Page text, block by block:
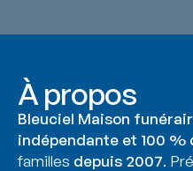
À propos
Bleuciel Maison
indépendante et 100 %
familles depuis 2007.